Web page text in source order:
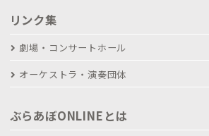
リンク集
劇場・コンサートホール
オーケストラ・演奏団体
ぶらあぼONLINEとは